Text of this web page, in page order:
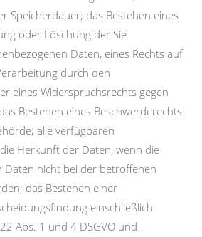
Speicherdauer; das Bestehen eines
oder Löschung der Sie
Daten, eines Rechts auf
durch den
eines Widerspruchsrechts gegen
Bestehen eines Beschwerderechts
alle verfügbaren
Herkunft der Daten, wenn die
Daten nicht bei der betroffenen
das Bestehen einer
einschließlich
Abs. 1 und 4 DSGVO und –